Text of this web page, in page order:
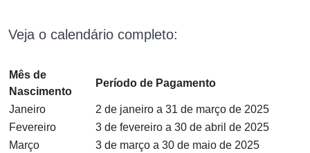
Veja o calendário completo:
Mês de
Nascimento
Período de Pagamento
Janeiro
2 de janeiro a 31 de março de 2025
Fevereiro
3 de fevereiro a 30 de abril de 2025
Março
3 de março a 30 de maio de 2025